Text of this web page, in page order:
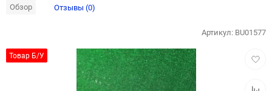
Обзор Отзывы (0)
Товар Б/У
Артикул: BU01577